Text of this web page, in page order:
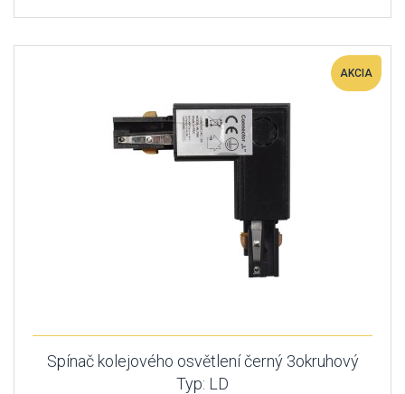
AKCIA
Spínač kolejového osvětlení černý 3okruhový
Typ: LD